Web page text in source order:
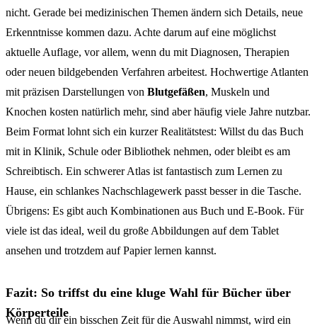
nicht. Gerade bei medizinischen Themen ändern sich Details, neue
Erkenntnisse kommen dazu. Achte darum auf eine möglichst
aktuelle Auflage, vor allem, wenn du mit Diagnosen, Therapien
oder neuen bildgebenden Verfahren arbeitest. Hochwertige Atlanten
mit präzisen Darstellungen von Blutgefäßen, Muskeln und
Knochen kosten natürlich mehr, sind aber häufig viele Jahre nutzbar.
Beim Format lohnt sich ein kurzer Realitätstest: Willst du das Buch
mit in Klinik, Schule oder Bibliothek nehmen, oder bleibt es am
Schreibtisch. Ein schwerer Atlas ist fantastisch zum Lernen zu
Hause, ein schlankes Nachschlagewerk passt besser in die Tasche.
Übrigens: Es gibt auch Kombinationen aus Buch und E-Book. Für
viele ist das ideal, weil du große Abbildungen auf dem Tablet
ansehen und trotzdem auf Papier lernen kannst.
Fazit: So triffst du eine kluge Wahl für Bücher über
Körperteile
Wenn du dir ein bisschen Zeit für die Auswahl nimmst, wird ein